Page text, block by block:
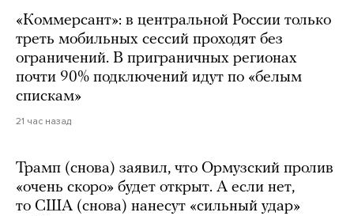
«Коммерсант»: в центральной России только
треть мобильных сессий проходят без
ограничений. В приграничных регионах
почти 90% подключений идут по «белым
спискам»
21 час назад
Трамп (снова) заявил, что Ормузский пролив
«очень скоро» будет открыт. А если нет,
то США (снова) нанесут «сильный удар»